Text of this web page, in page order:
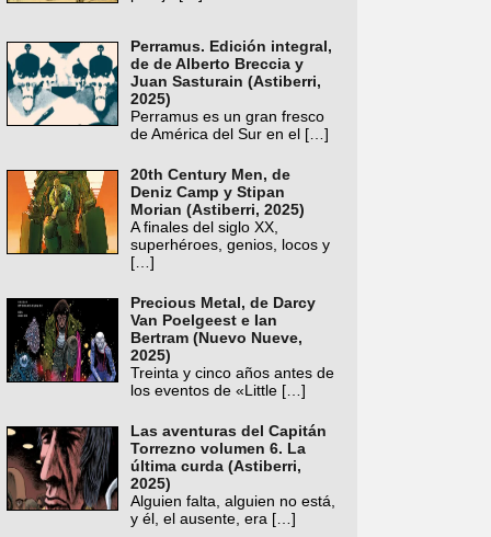
Perramus. Edición integral,
de de Alberto Breccia y
Juan Sasturain (Astiberri,
2025)
Perramus es un gran fresco
de América del Sur en el […]
20th Century Men, de
Deniz Camp y Stipan
Morian (Astiberri, 2025)
A finales del siglo XX,
superhéroes, genios, locos y
[…]
Precious Metal, de Darcy
Van Poelgeest e Ian
Bertram (Nuevo Nueve,
2025)
Treinta y cinco años antes de
los eventos de «Little […]
Las aventuras del Capitán
Torrezno volumen 6. La
última curda (Astiberri,
2025)
Alguien falta, alguien no está,
y él, el ausente, era […]